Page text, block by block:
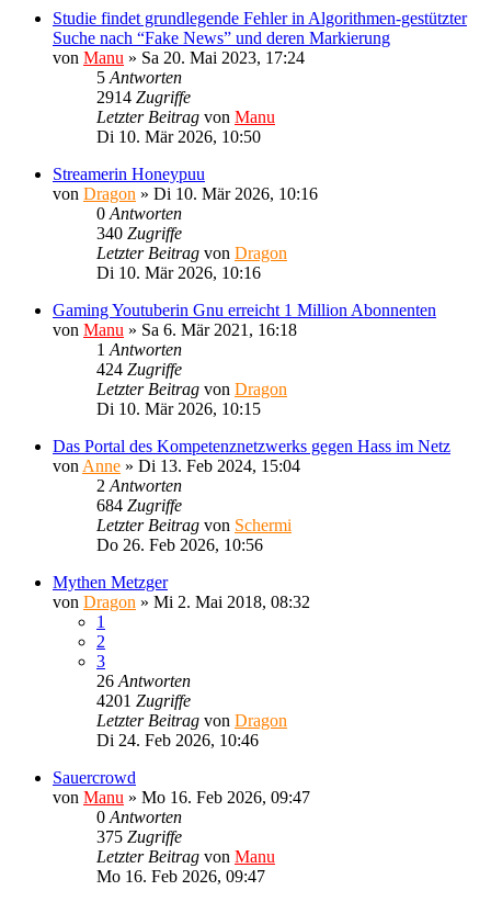
Studie findet grundlegende Fehler in Algorithmen-gestützter
Suche nach “Fake News” und deren Markierung
von Manu » Sa 20. Mai 2023, 17:24
5 Antworten
2914 Zugriffe
Letzter Beitrag von Manu
Di 10. Mär 2026, 10:50
Streamerin Honeypuu
von Dragon » Di 10. Mär 2026, 10:16
0 Antworten
340 Zugriffe
Letzter Beitrag von Dragon
Di 10. Mär 2026, 10:16
Gaming Youtuberin Gnu erreicht 1 Million Abonnenten
von Manu » Sa 6. Mär 2021, 16:18
1 Antworten
424 Zugriffe
Letzter Beitrag von Dragon
Di 10. Mär 2026, 10:15
Das Portal des Kompetenznetzwerks gegen Hass im Netz
von Anne » Di 13. Feb 2024, 15:04
2 Antworten
684 Zugriffe
Letzter Beitrag von Schermi
Do 26. Feb 2026, 10:56
Mythen Metzger
von Dragon » Mi 2. Mai 2018, 08:32
1
2
3
26 Antworten
4201 Zugriffe
Letzter Beitrag von Dragon
Di 24. Feb 2026, 10:46
Sauercrowd
von Manu » Mo 16. Feb 2026, 09:47
0 Antworten
375 Zugriffe
Letzter Beitrag von Manu
Mo 16. Feb 2026, 09:47